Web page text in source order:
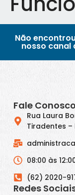
Não
nosso canal
Fale Conosco
Rua Laura
Tiradentes –
08:00 às
(62) 2020-
Redes